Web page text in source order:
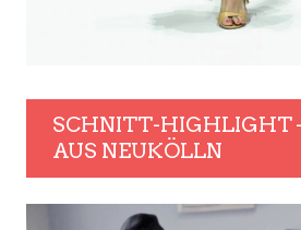
SCHNITT-HIGHLIGHT
AUS NEUKÖLLN